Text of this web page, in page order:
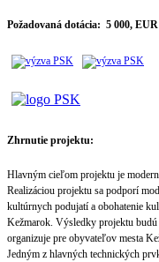
Požadovaná dotácia: 5 000, EUR
Zhrnutie projektu:
Hlavným cieľom projektu je
Realizáciou projektu sa podporí
kultúrnych podujatí a obohatenie
Kežmarok. Výsledky projektu
organizuje pre obyvateľov mesta
Jedným z hlavných technických